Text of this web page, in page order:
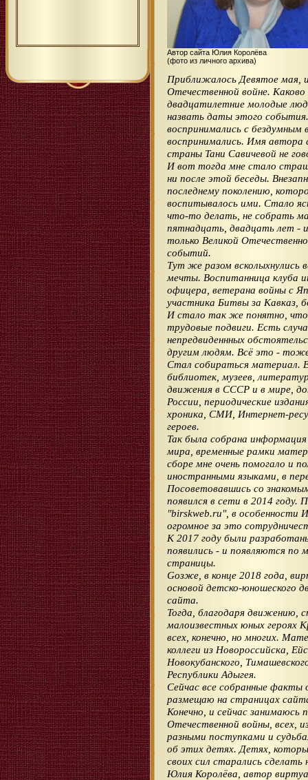
Автор сайта Юлия Королёва
(фото из личного архива)
Приближалось Девятое мая,
Отечественной войне.
двадцатилетние молодые
назвать даты этого
воспринимались с бездумным
воспринимались. Имя автора
страны Тани Савичевой не
И вот тогда мне стало
ни после этой беседы.
последнему поколению,
воспитывалось ими. Стало
что-то делать, не собрать
пятнадцать, двадцать лет -
только Великой
событий.
Тут же разом всколыхнулись
мечты. Воспитанница клуба
офицера, ветерана войны с
участника Битвы за Кавказ,
И стало так же понятно, что
трудовые подвиги. Есть
непредвиденнных
другим людям. Всё это -
Стал собираться материал.
библиотек, музеев,
движения в СССР и в мире,
России, периодические
хроника, СМИ, Интернет-
героев.
Так была собрана
мира, временные рамки
сборе мне очень помогало и
иностранными языками, в
Посоветовавшись со
появился в сети в 2014 году.
"birskweb.ru", в особенности
огромное за это
К 2017 году были
появились - и появляются по
страницы.
Gозже, в конце 2018 года,
основой детско-
сайта.
Тогда, благодаря движению,
малоизвестных юных героях
всех, конечно, но многих.
коллеги из Новороссийска,
Новокубанского,
Республики Адыгея.
Сейчас все собранные
размещаю на страницах
Конечно, и сейчас занимаюсь
Отечественной войны, всех,
разными поступками и
об этих детях. Детях,
своих сил старались
Юлия Королёва, автор